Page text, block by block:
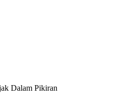
Dalam Pikiran